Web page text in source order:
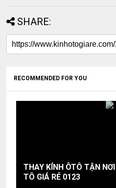
SHARE:
RECOMMENDED FOR YOU
THAY KÍNH ÔTÔ TẬN
TÔ GIÁ RẺ 0123